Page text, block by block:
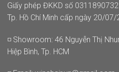
Giấy phép ĐKKD số
Tp. Hồ Chí Minh cấp ngày 20/07/
◽ Showroom: 46 Nguyễn Thị
Hiệp Bình, Tp. HCM